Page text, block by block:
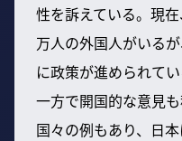
性を訴えている。現
万人の外国人がいる
に政策が進められて
一方で開国的な意見
国々の例もあり、日